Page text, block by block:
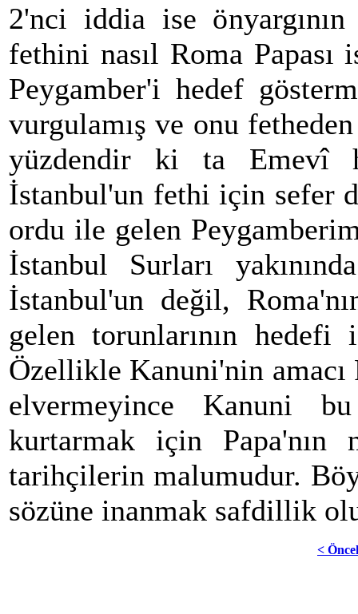
2'nci iddia ise önyargının
fethini nasıl Roma
Peygamber'i hedef
vurgulamış ve onu
yüzdendir ki ta Emevî
İstanbul'un fethi için sefer
ordu ile gelen
İstanbul Surları
İstanbul'un değil,
gelen torunlarının
Özellikle Kanuni'nin
elvermeyince Kanuni bu
kurtarmak için
tarihçilerin malumudur.
sözüne inanmak safdillik
<